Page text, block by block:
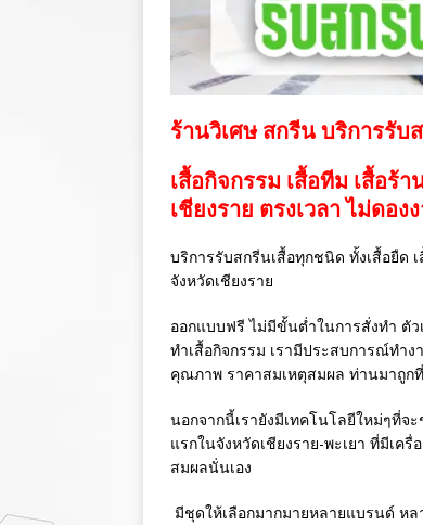
ร้านวิเศษ สกรีน บริการรับ
เสื้อกิจกรรม เสื้อทีม เสื้อร้
เชียงราย ตรงเวลา ไม่ดอง
บริการรับสกรีนเสื้อทุกชนิด ทั้งเสื้อยืด
จังหวัดเชียงราย
ออกแบบฟรี ไม่มีขั้นต่ำในการสั่งทำ ตัว
ทำเสื้อกิจกรรม เรามีประสบการณ์ทำ
คุณภาพ ราคาสมเหตุสมผล ท่านมาถูก
นอกจากนี้เรายังมีเทคโนโลยีใหม่ๆที่จ
แรกในจังหวัดเชียงราย-พะเยา ที่มีเค
สมผลนั่นเอง
มีชุดให้เลือกมากมายหลายแบรนด์ หล